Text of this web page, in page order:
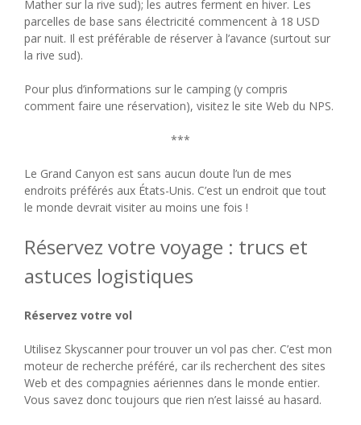
Mather sur la rive sud); les autres ferment en hiver. Les
parcelles de base sans électricité commencent à 18 USD
par nuit. Il est préférable de réserver à l’avance (surtout sur
la rive sud).
Pour plus d’informations sur le camping (y compris
comment faire une réservation), visitez le site Web du NPS.
***
Le Grand Canyon est sans aucun doute l’un de mes
endroits préférés aux États-Unis. C’est un endroit que tout
le monde devrait visiter au moins une fois !
Réservez votre voyage : trucs et
astuces logistiques
Réservez votre vol
Utilisez Skyscanner pour trouver un vol pas cher. C’est mon
moteur de recherche préféré, car ils recherchent des sites
Web et des compagnies aériennes dans le monde entier.
Vous savez donc toujours que rien n’est laissé au hasard.